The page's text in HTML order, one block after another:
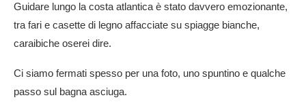
Guidare lungo la costa atlantica è stato davvero emozionante,
tra fari e casette di legno affacciate su spiagge bianche,
caraibiche oserei dire.
Ci siamo fermati spesso per una foto, uno spuntino e qualche
passo sul bagna asciuga.